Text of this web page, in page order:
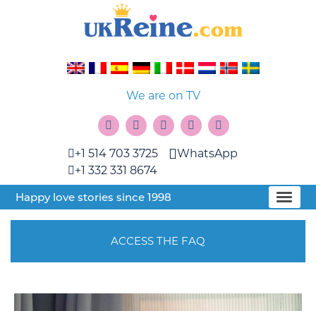
We are on TV
+1 514 703 3725
+1 332 331 8674
WhatsApp
Happy love stories since 1998
ACCESS THE FAQ